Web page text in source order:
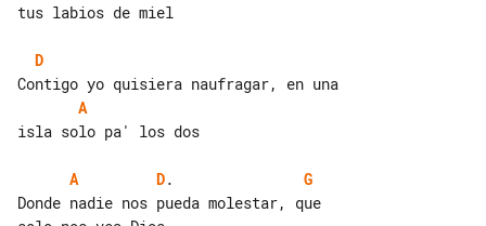
tus labios de miel
D
A
isla solo pa' los dos
A D. G
Donde nadie nos pueda molestar, que